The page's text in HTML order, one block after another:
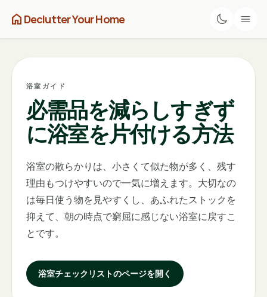
home Declutter Your Home
浴室ガイド
必需品を減らしすぎず
に浴室を片付ける方法
浴室の散らかりは、小さくて似た物が多く、残す
理由もつけやすいので一気に増えます。大切なの
は毎日使う物を見やすくし、あふれたストックを
抑えて、朝の時点で窮屈に感じない浴室に戻すこ
とです。
浴室チェックリストのページを開く